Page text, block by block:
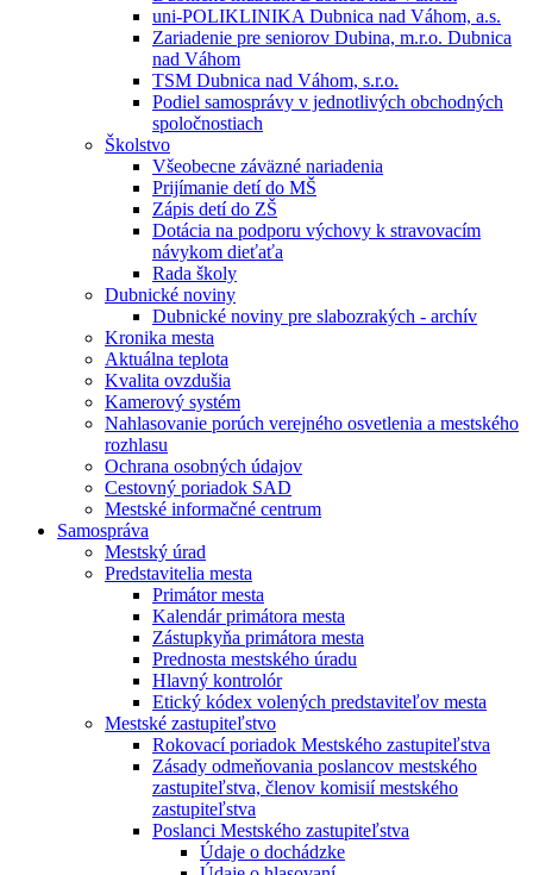
uni-POLIKLINIKA Dubnica nad Váhom, a.s.
Zariadenie pre seniorov Dubina, m.r.o. Dubnica
nad Váhom
TSM Dubnica nad Váhom, s.r.o.
Podiel samosprávy v jednotlivých obchodných
spoločnostiach
Školstvo
Všeobecne záväzné nariadenia
Prijímanie detí do MŠ
Zápis detí do ZŠ
Dotácia na podporu výchovy k stravovacím
návykom dieťaťa
Rada školy
Dubnické noviny
Dubnické noviny pre slabozrakých - archív
Kronika mesta
Aktuálna teplota
Kvalita ovzdušia
Kamerový systém
Nahlasovanie porúch verejného osvetlenia a mestského
rozhlasu
Ochrana osobných údajov
Cestovný poriadok SAD
Mestské informačné centrum
Samospráva
Mestský úrad
Predstavitelia mesta
Primátor mesta
Kalendár primátora mesta
Zástupkyňa primátora mesta
Prednosta mestského úradu
Hlavný kontrolór
Etický kódex volených predstaviteľov mesta
Mestské zastupiteľstvo
Rokovací poriadok Mestského zastupiteľstva
Zásady odmeňovania poslancov mestského
zastupiteľstva, členov komisií mestského
zastupiteľstva
Poslanci Mestského zastupiteľstva
Údaje o dochádzke